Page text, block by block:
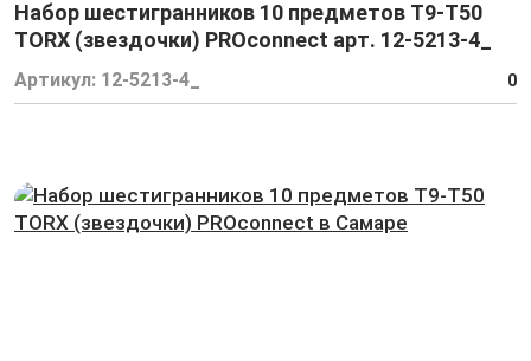
Набор шестигранников 10 предметов T9-T50
TORX (звездочки) PROconnect арт. 12-5213-4_
Артикул: 12-5213-4_ 0